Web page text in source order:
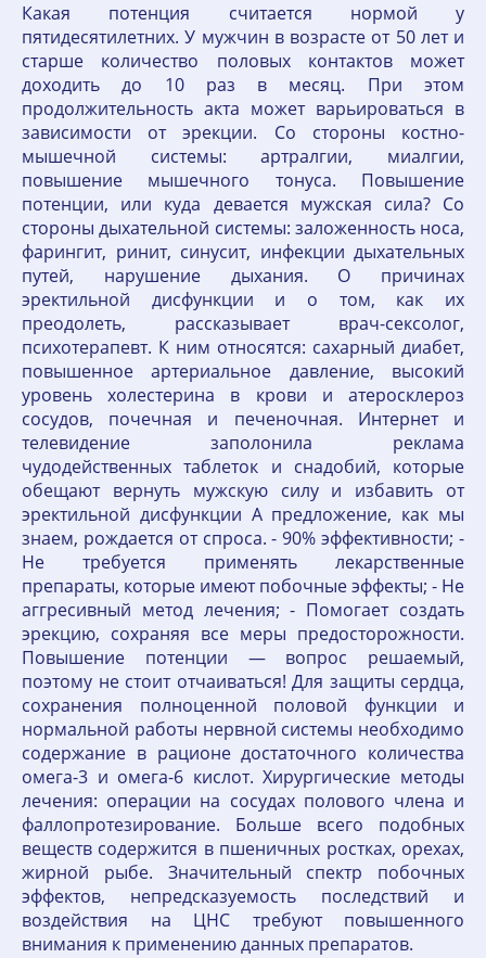
Какая потенция считается нормой у
пятидесятилетних. У мужчин в возрасте от 50 лет и
старше количество половых контактов может
доходить до 10 раз в месяц. При этом
продолжительность акта может варьироваться в
зависимости от эрекции. Со стороны костно-
мышечной системы: артралгии, миалгии,
повышение мышечного тонуса. Повышение
потенции, или куда девается мужская сила? Со
стороны дыхательной системы: заложенность носа,
фарингит, ринит, синусит, инфекции дыхательных
путей, нарушение дыхания. О причинах
эректильной дисфункции и о том, как их
преодолеть, рассказывает врач-сексолог,
психотерапевт. К ним относятся: сахарный диабет,
повышенное артериальное давление, высокий
уровень холестерина в крови и атеросклероз
сосудов, почечная и печеночная. Интернет и
телевидение заполонила реклама
чудодейственных таблеток и снадобий, которые
обещают вернуть мужскую силу и избавить от
эректильной дисфункции А предложение, как мы
знаем, рождается от спроса. - 90% эффективности; -
Не требуется применять лекарственные
препараты, которые имеют побочные эффекты; - Не
аггресивный метод лечения; - Помогает создать
эрекцию, сохраняя все меры предосторожности.
Повышение потенции — вопрос решаемый,
поэтому не стоит отчаиваться! Для защиты сердца,
сохранения полноценной половой функции и
нормальной работы нервной системы необходимо
содержание в рационе достаточного количества
омега-3 и омега-6 кислот. Хирургические методы
лечения: операции на сосудах полового члена и
фаллопротезирование. Больше всего подобных
веществ содержится в пшеничных ростках, орехах,
жирной рыбе. Значительный спектр побочных
эффектов, непредсказуемость последствий и
воздействия на ЦНС требуют повышенного
внимания к применению данных препаратов.